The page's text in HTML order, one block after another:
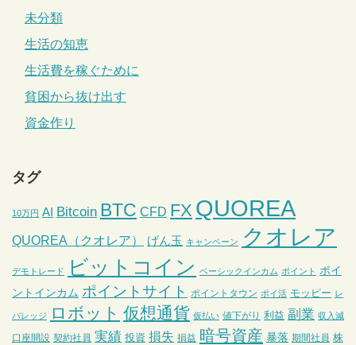
未分類
生活の知恵
生活費を稼ぐために
貧困から抜け出す
資金作り
タグ
10万円 AI Bitcoin BTC CFD FX QUOREA
QUOREA（クオレア） げん玉 キャンペーン クオレア
デモトレード ビットコイン ベーシックインカム ポイント ポイ
ントインカム ポイントサイト ポイントタウン ポイ活 モッピー レ
バレッジ ロボット 仮想通貨 仮払い 値下がり 利益 副業 収入減
口座開設 契約社員 実績 投資 損失 損益 暗号資産 暴落 期間社員 株